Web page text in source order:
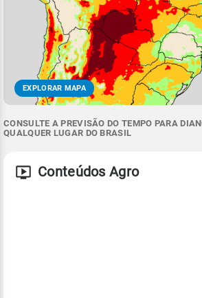
EXPLORAR MAPA
CONSULTE A PREVISÃO DO TEMPO PARA
QUALQUER LUGAR DO BRASIL
Conteúdos Agro